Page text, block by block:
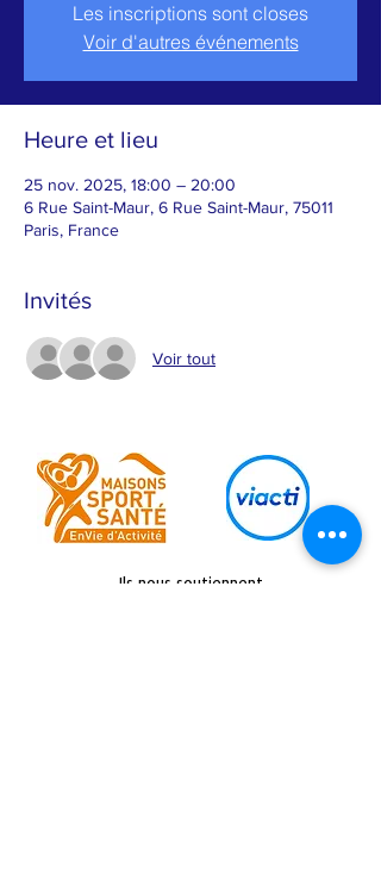
Les inscriptions sont closes
Voir d'autres événements
Heure et lieu
25 nov. 2025, 18:00 – 20:00
6 Rue Saint-Maur, 6 Rue Saint-Maur, 75011
Paris, France
Invités
Voir tout
Ils nous soutiennent